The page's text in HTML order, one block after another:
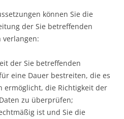
können Sie die
der Sie betreffenden
verlangen:
der Sie betreffenden
eine Dauer bestreiten, die es
ermöglicht, die Richtigkeit der
zu überprüfen;
ist und Sie die